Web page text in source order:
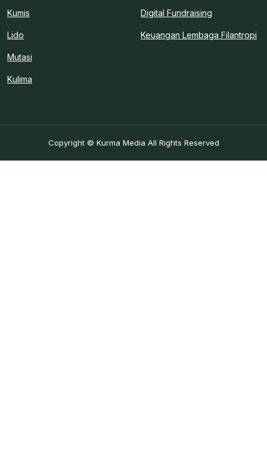
Kumis
Lido
Mutasi
Kulima
Digital Fundraising
Keuangan Lembaga Filantropi
Copyright © Kurma Media All Rights Reserved